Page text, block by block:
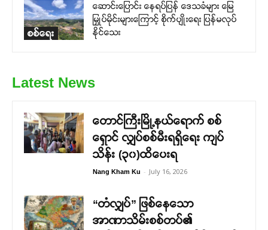
စစ်ရေး
ဆောင်းပြောင်း နေရပ်ပြန် ဒေသခံများ မြေ
မြှုပ်မိုင်းများကြောင့် စိုက်ပျိုးရေး ပြန်မလုပ်
နိုင်သေး
Latest News
တောင်ကြီးမြို့နယ်ရောက် စစ်
ရှောင် လျှပ်စစ်မီးရရှိရေး ကျပ်
သိန်း (၃၀)ထိပေးရ
Nang Kham Ku - July 16, 2026
“တံလျှပ်” ဖြစ်နေသော
အာဏာသိမ်းစစ်တပ်၏